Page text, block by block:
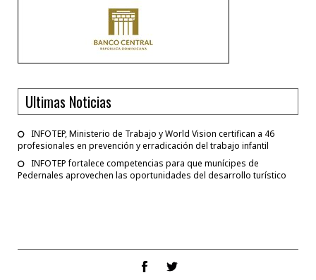
Ultimas Noticias
INFOTEP, Ministerio de Trabajo y World Vision certifican a 46
profesionales en prevención y erradicación del trabajo infantil
INFOTEP fortalece competencias para que munícipes de
Pedernales aprovechen las oportunidades del desarrollo turístico